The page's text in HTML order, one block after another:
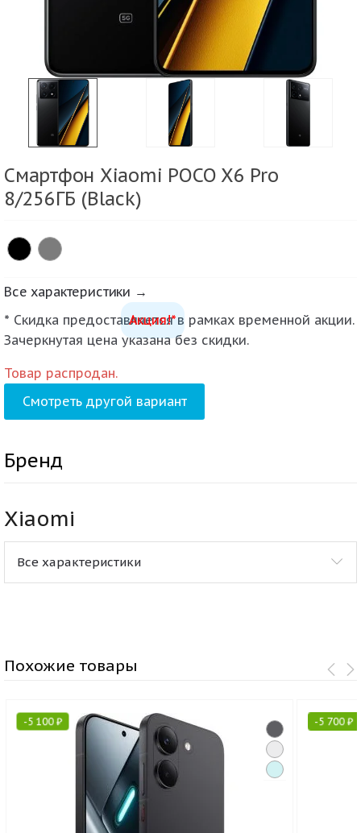
Смартфон Xiaomi POCO X6 Pro
8/256ГБ (Black)
Все характеристики →
Акция!*
* Скидка предоставляется в рамках временной акции.
Зачеркнутая цена указана без скидки.
Товар распродан.
Смотреть другой вариант
Бренд
Xiaomi
Все характеристики
Похожие товары
-5 100₽ -5 700₽